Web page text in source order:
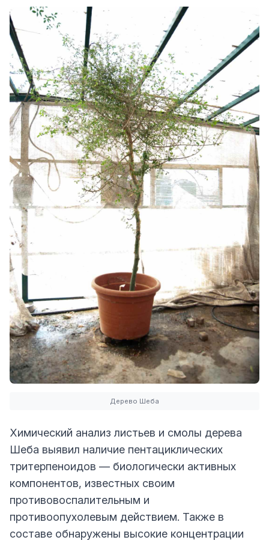
Дерево Шеба
Химический анализ листьев и смолы дерева
Шеба выявил наличие пентациклических
тритерпеноидов — биологически активных
компонентов, известных своим
противовоспалительным и
противоопухолевым действием. Также в
составе обнаружены высокие концентрации